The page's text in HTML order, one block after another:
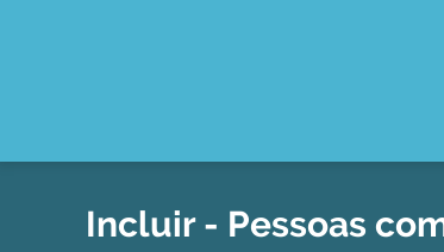
Incluir - Pessoas